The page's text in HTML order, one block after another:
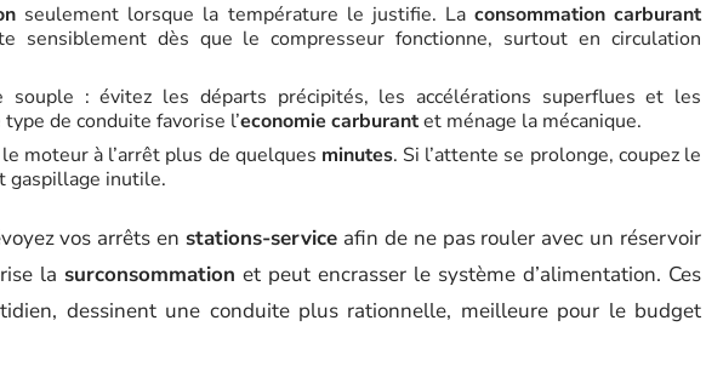
seulement lorsque la température le justifie. La consommation carburant
sensiblement dès que le compresseur fonctionne, surtout en circulation
souple : évitez les départs précipités, les accélérations superflues et les
de conduite favorise l’economie carburantet ménage la mécanique.
moteur à l’arrêt plus de quelques minutes. Si l’attente se prolonge, coupez le
gaspillage inutile.
vos arrêts en stations-service afin de ne pas rouler avec un réservoir
la surconsommation et peut encrasser le système d’alimentation. Ces
dessinent une conduite plus rationnelle, meilleure pour le budget